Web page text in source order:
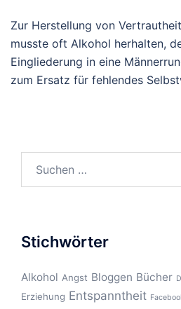
Zur Herstellung von
musste oft Alkohol herhalten,
Eingliederung in eine
zum Ersatz für fehlendes
Stichwörter
Alkohol Angst Bloggen Bücher
Erziehung Entspanntheit